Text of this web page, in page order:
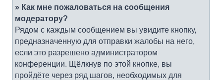
» Как мне пожаловаться на сообщения
модератору?
Рядом с каждым сообщением вы увидите кнопку,
предназначенную для отправки жалобы на него,
если это разрешено администратором
конференции. Щёлкнув по этой кнопке, вы
пройдёте через ряд шагов, необходимых для